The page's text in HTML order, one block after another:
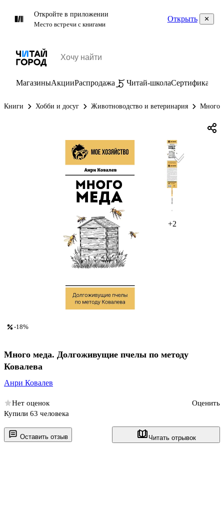
Откройте в приложении
Место встречи с книгами
Открыть
МагазиныАкцииРаспродажа Читай-школаСертификаты
Книги Хобби и досуг Животноводство и ветеринария Много
+2
Оставить отзыв Читать отрывок
-18%
Много меда. Долгоживущие пчелы по методу
Ковалева
Анри Ковалев
Нет оценок
Оценить
Купили 63 человека